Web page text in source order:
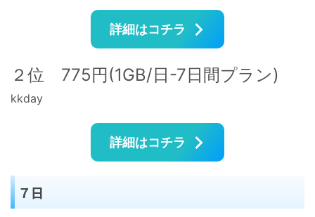
詳細はコチラ
２位 775円(1GB/日-7日間プラン)
kkday
詳細はコチラ
７日